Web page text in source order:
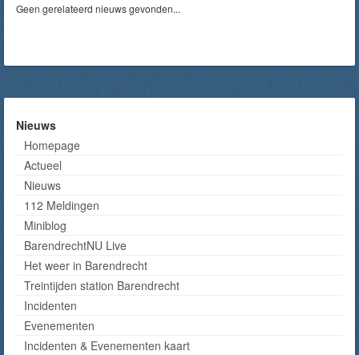
Geen gerelateerd nieuws gevonden...
Nieuws
Homepage
Actueel
Nieuws
112 Meldingen
Miniblog
BarendrechtNU Live
Het weer in Barendrecht
Treintijden station Barendrecht
Incidenten
Evenementen
Incidenten & Evenementen kaart